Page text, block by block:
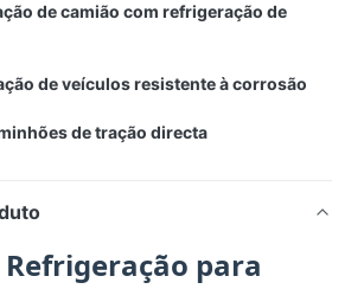
de camião com refrigeração de
de veículos resistente à corrosão
de tração directa
para